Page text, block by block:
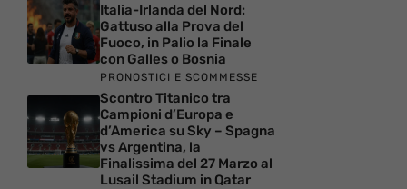
Italia-Irlanda del Nord:
Gattuso alla Prova del
Fuoco, in Palio la Finale
con Galles o Bosnia
PRONOSTICI E SCOMMESSE
Scontro Titanico tra
Campioni d’Europa e
d’America su Sky – Spagna
vs Argentina, la
Finalissima del 27 Marzo al
Lusail Stadium in Qatar